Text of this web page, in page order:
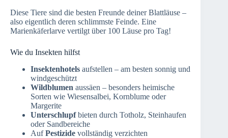
Diese Tiere sind die besten Freunde deiner Blattläuse –
also eigentlich deren schlimmste Feinde. Eine
Marienkäferlarve vertilgt über 100 Läuse pro Tag!
Wie du Insekten hilfst
Insektenhotels aufstellen – am besten sonnig und
windgeschützt
Wildblumen aussäen – besonders heimische
Sorten wie Wiesensalbei, Kornblume oder
Margerite
Unterschlupfbieten durch Totholz, Steinhaufen
oder Sandbereiche
AufPestizide vollständig verzichten